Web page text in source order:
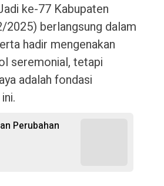
ke-77 Kabupaten
2025) berlangsung dalam
hadir mengenakan
seremonial, tetapi
adalah fondasi
Perubahan